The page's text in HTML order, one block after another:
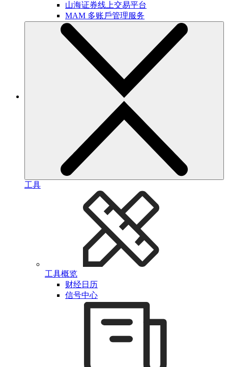
山海证券线上交易平台
MAM 多账戶管理服务
工具
工具概览
财经日历
信号中心